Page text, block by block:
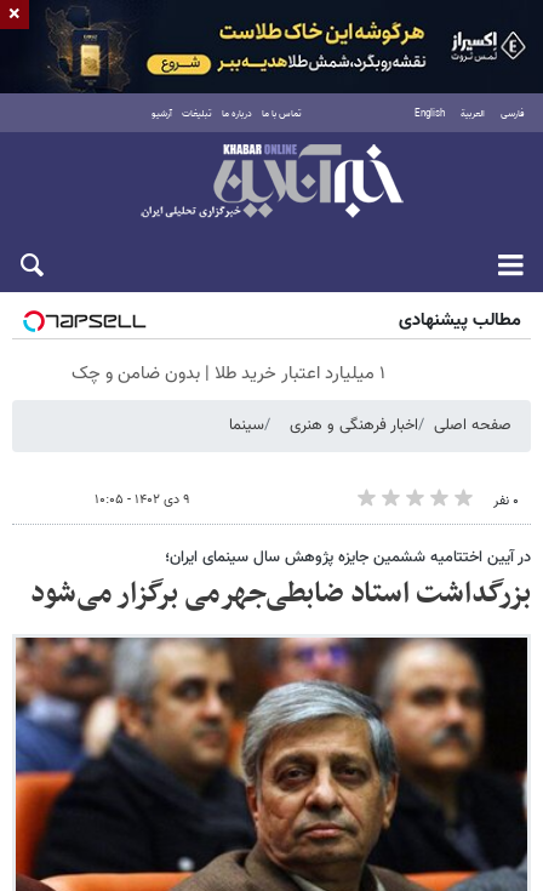
فارسی العربية English تماس با ما درباره ما تبلیغات آرشیو
شنبه ۱۷ مرداد ۱۴۰۵
مطالب پیشنهادی
۱ میلیارد اعتبار خرید طلا | بدون ضامن و چک
صفحه اصلی اخبار فرهنگی و هنری سینما
۰ نفر ۹ دی ۱۴۰۲ - ۱۰:۰۵
در آیین اختتامیه ششمین جایزه پژوهش سال سینمای ایران؛
بزرگداشت استاد ضابطی‌جهرمی برگزار می‌شود
×